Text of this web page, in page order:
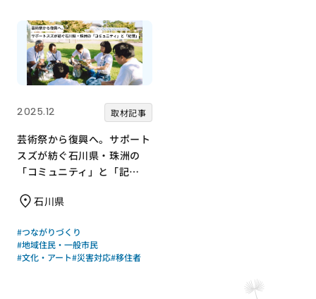
2025.12 取材記事
芸術祭から復興へ。サポート
スズが紡ぐ石川県・珠洲の
「コミュニティ」と「記
石川県
#つながりづくり
#地域住民・一般市民
#文化・アート#災害対応#移住者